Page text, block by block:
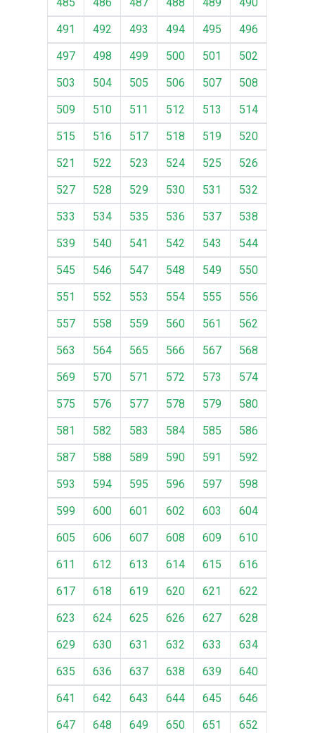
491
492 493 494 495
496
497
498 499 500 501
502
503
504 505 506 507
508
509
510 511 512 513
514
515
516 517 518 519
520
521
522 523 524 525
526
527
528 529 530 531
532
533
534 535 536 537
538
539
540 541 542 543
544
545
546 547 548 549
550
551
552 553 554 555
556
557
558 559 560 561
562
563
564 565 566 567
568
569
570 571 572 573
574
575
576 577 578 579
580
581
582 583 584 585
586
587
588 589 590 591
592
593
594 595 596 597
598
599
600 601 602 603
604
605
606 607 608 609
610
611
612 613 614 615
616
617
618 619 620 621
622
623
624 625 626 627
628
629
630 631 632 633
634
635
636 637 638 639
640
641
642 643 644 645
646
647
648 649 650 651
652